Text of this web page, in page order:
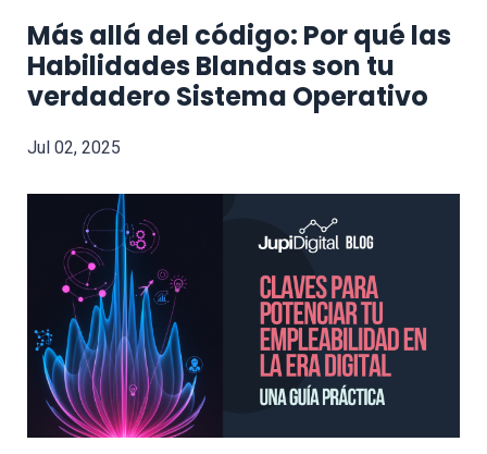
Más allá del código: Por qué las
Habilidades Blandas son tu
verdadero Sistema Operativo
Jul 02, 2025